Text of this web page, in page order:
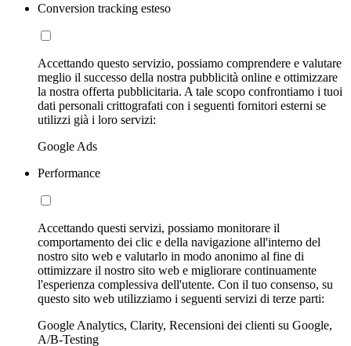
Conversion tracking esteso
Accettando questo servizio, possiamo comprendere e valutare
meglio il successo della nostra pubblicità online e ottimizzare
la nostra offerta pubblicitaria. A tale scopo confrontiamo i tuoi
dati personali crittografati con i seguenti fornitori esterni se
utilizzi già i loro servizi:
Google Ads
Performance
Accettando questi servizi, possiamo monitorare il
comportamento dei clic e della navigazione all'interno del
nostro sito web e valutarlo in modo anonimo al fine di
ottimizzare il nostro sito web e migliorare continuamente
l'esperienza complessiva dell'utente. Con il tuo consenso, su
questo sito web utilizziamo i seguenti servizi di terze parti:
Google Analytics, Clarity, Recensioni dei clienti su Google,
A/B-Testing